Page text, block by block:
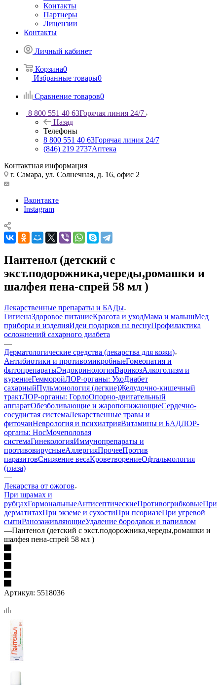
Контакты
Партнеры
Лицензии
Контакты
Личный кабинет
Корзина0
Избранные товары0
Сравнение товаров0
8 800 551 40 63Горячая линия 24/7
Назад
Телефоны
8 800 551 40 63Горячая линия 24/7
(846) 219 2737Аптека
Контактная информация
г. Самара, ул. Солнечная, д. 16, офис 2
Вконтакте
Instagram
Пантенол (детский с
экст.подорожника,череды,ромашки и
шалфея пена-спрей 58 мл )
Лекарственные препараты и БАДы
ГигиенаЗдоровое питаниеКрасота и уходМама и малышМед
приборы и изделияИдеи подарков на веснуПрофилактика
осложнений сахарного диабета
—
Дерматологические средства (лекарства для кожи)
Антибиотики и противомикробныеГомеопатия и
фитопрепаратыЭндокринологияВарикозАлкоголизм и
курениеГемморойЛОР-органы: УхоДиабет
сахарныйПульмонология (легкие)Желудочно-кишечный
трактЛОР-органы: ГорлоОпорно-двигательный
аппаратОбезболивающие и жаропонижающиеСердечно-
сосудистая системаЛекарственные травы и
фиточаиНеврология и психиатрияВитамины и БАДЛОР-
органы: НосМочеполовая
системаГинекологияИммунопрепараты и
противовирусныеАллергияПрочееПротив
паразитовСнижение весаКроветворениеОфтальмология
(глаза)
—
Лекарства от ожогов
При шрамах и
рубцахГормональныеАнтисептическиеПротивогрибковыеПри
дерматитахПри экземе и сухостиПри псориазеПри угревой
сыпиРанозаживляющиеУдаление бородавок и папиллом
—Пантенол (детский с экст.подорожника,череды,ромашки и
шалфея пена-спрей 58 мл )
Артикул: 5518036